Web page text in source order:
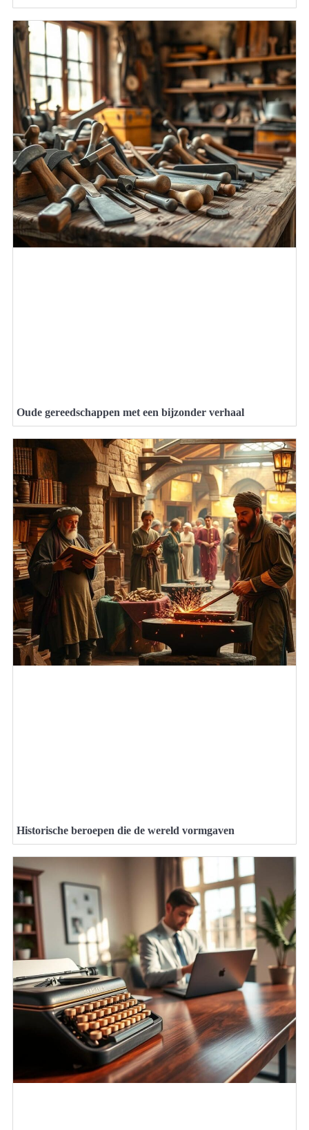
Oude gereedschappen met een bijzonder verhaal
Historische beroepen die de wereld vormgaven